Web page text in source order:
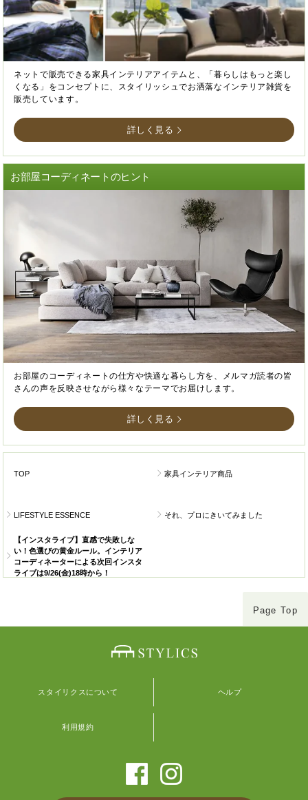
ネットで販売できる家具インテリアアイテムと、「暮らしはもっと楽し
くなる」をコンセプトに、スタイリッシュでお洒落なインテリア雑貨を
販売しています。
詳しく見る
お部屋コーディネートのヒント
お部屋のコーディネートの仕方や快適な暮らし方を、メルマガ読者の皆
さんの声を反映させながら様々なテーマでお届けします。
詳しく見る
TOP 家具インテリア商品
LIFESTYLE ESSENCE それ、プロにきいてみました
【インスタライブ】直感で失敗しな
い！色選びの黄金ルール。インテリア
コーディネーターによる次回インスタ
ライブは9/26(金)18時から！
Page Top
スタイリクスについて ヘルプ
利用規約